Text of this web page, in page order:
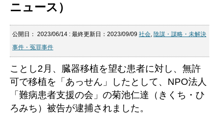
ニュース）
公開日： 2023/06/14 : 最終更新日：2023/09/09 社会, 陰謀・謀略・未解決
事件・冤罪事件
ことし2月、臓器移植を望む患者に対し、無許
可で移植を「あっせん」したとして、NPO法人
「難病患者支援の会」の菊池仁達（きくち・ひ
ろみち）被告が逮捕されました。